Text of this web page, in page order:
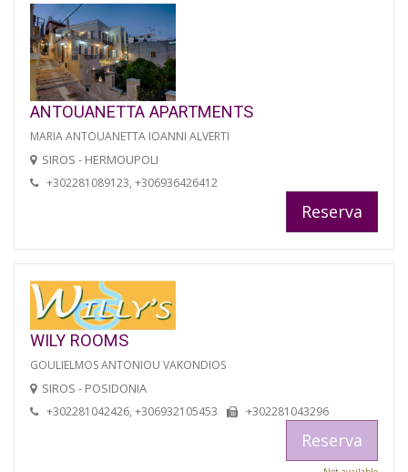
ANTOUANETTA APARTMENTS
MARIA ANTOUANETTA IOANNI ALVERTI
SIROS - HERMOUPOLI
+302281089123, +306936426412
Reserva
WILY ROOMS
GOULIELMOS ANTONIOU VAKONDIOS
SIROS - POSIDONIA
+302281042426, +306932105453 +302281043296
Reserva